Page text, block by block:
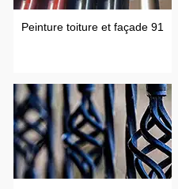
Peinture toiture et façade 91